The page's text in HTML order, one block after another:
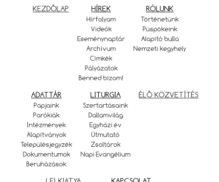
KEZDŐLAP HÍREK
Hírfolyam
Videók
Eseménynaptár
Archívum
Címkék
Pályázatok
Benned bízom!
RÓLUNK
Történetünk
Püspökeink
Alapító bulla
Nemzeti kegyhely
ADATTÁR
Papjaink
Parókiák
Intézmények
Alapítványok
Településjegyzék
Dokumentumok
Beruházások
LITURGIA
Szertartásaink
Dallamvilág
Egyházi év
Útmutató
Zsoltárok
Napi Evangélium
ÉLŐ KÖZVETÍTÉS